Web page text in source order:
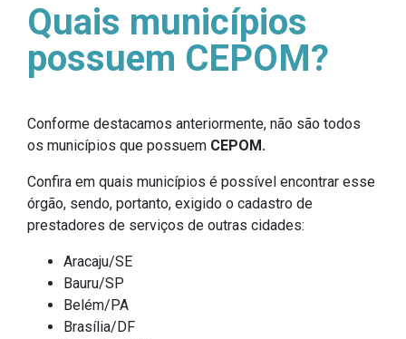
Quais municípios
possuem CEPOM?
Conforme destacamos anteriormente, não são todos
os municípios que possuem CEPOM.
Confira em quais municípios é possível encontrar esse
órgão, sendo, portanto, exigido o cadastro de
prestadores de serviços de outras cidades:
Aracaju/SE
Bauru/SP
Belém/PA
Brasília/DF